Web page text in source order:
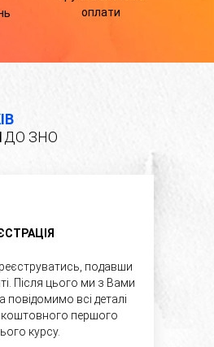
оплати
ДО ЗНО
подавши
Після цього ми з вами
всі деталі
першого
курсу.
подавши
Після цього ми з Вами
всі деталі
першого
курсу.